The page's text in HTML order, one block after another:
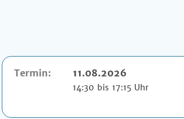
Termin: 11.08.2026
14:30 bis 17:15 Uhr